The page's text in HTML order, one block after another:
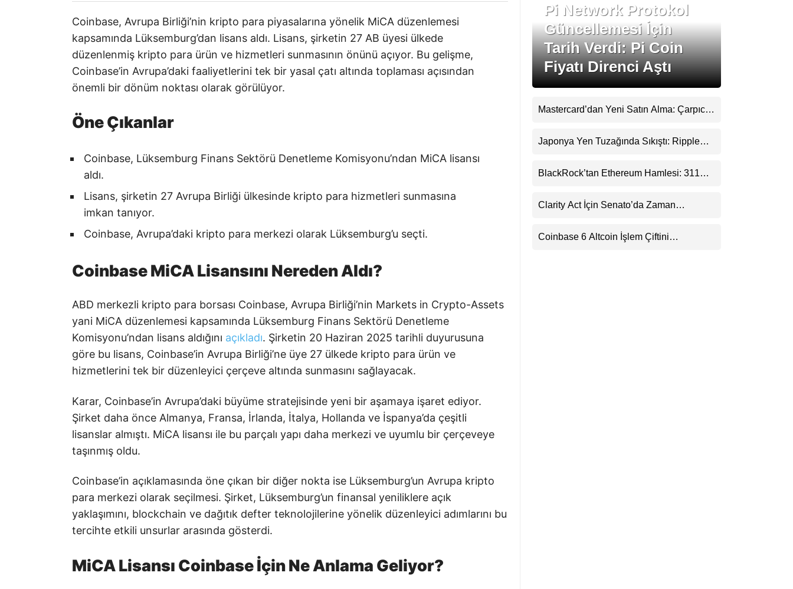
Pinterest
Coinbase, Avrupa Birliği’nin kripto para piyasalarına yönelik MiCA düzenlemesi
kapsamında Lüksemburg’dan lisans aldı. Lisans, şirketin 27 AB üyesi ülkede
düzenlenmiş kripto para ürün ve hizmetleri sunmasının önünü açıyor. Bu gelişme,
Coinbase’in Avrupa’daki faaliyetlerini tek bir yasal çatı altında toplaması açısından
önemli bir dönüm noktası olarak görülüyor.
Öne Çıkanlar
Coinbase, Lüksemburg Finans Sektörü Denetleme Komisyonu’ndan MiCA lisansı
aldı.
Lisans, şirketin 27 Avrupa Birliği ülkesinde kripto para hizmetleri sunmasına
imkan tanıyor.
Coinbase, Avrupa’daki kripto para merkezi olarak Lüksemburg’u seçti.
Coinbase MiCA Lisansını Nereden Aldı?
ABD merkezli kripto para borsası Coinbase, Avrupa Birliği’nin Markets in Crypto-Assets
yani MiCA düzenlemesi kapsamında Lüksemburg Finans Sektörü Denetleme
Komisyonu’ndan lisans aldığını açıkladı. Şirketin 20 Haziran 2025 tarihli duyurusuna
göre bu lisans, Coinbase’in Avrupa Birliği’ne üye 27 ülkede kripto para ürün ve
hizmetlerini tek bir düzenleyici çerçeve altında sunmasını sağlayacak.
Karar, Coinbase’in Avrupa’daki büyüme stratejisinde yeni bir aşamaya işaret ediyor.
Şirket daha önce Almanya, Fransa, İrlanda, İtalya, Hollanda ve İspanya’da çeşitli
lisanslar almıştı. MiCA lisansı ile bu parçalı yapı daha merkezi ve uyumlu bir çerçeveye
taşınmış oldu.
Coinbase’in açıklamasında öne çıkan bir diğer nokta ise Lüksemburg’un Avrupa kripto
para merkezi olarak seçilmesi. Şirket, Lüksemburg’un finansal yeniliklere açık
yaklaşımını, blockchain ve dağıtık defter teknolojilerine yönelik düzenleyici adımlarını bu
tercihte etkili unsurlar arasında gösterdi.
MiCA Lisansı Coinbase İçin Ne Anlama Geliyor?
Pi Network Protokol
Güncellemesi İçin
Tarih Verdi: Pi Coin
Fiyatı Direnci Aştı
Mastercard’dan Yeni Satın Alma: Çarpıcı
Japonya Yen Tuzağında Sıkıştı: Ripple
BlackRock’tan Ethereum Hamlesi: 311
Clarity Act İçin Senato’da Zaman
Coinbase 6 Altcoin İşlem Çiftini